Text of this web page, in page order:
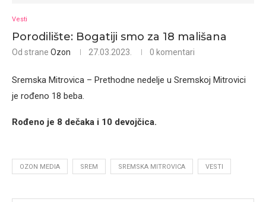
Vesti
Porodilište: Bogatiji smo za 18 mališana
Od strane Ozon 27.03.2023. 0 komentari
Sremska Mitrovica – Prethodne nedelje u Sremskoj Mitrovici
je rođeno 18 beba.
Rođeno je 8 dečaka i 10 devojčica.
OZON MEDIA SREM SREMSKA MITROVICA VESTI